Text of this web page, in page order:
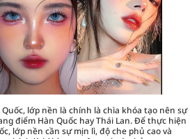
lớp nền là chính là chìa khóa tạo nên sự
điểm Hàn Quốc hay Thái Lan. Để thực hiện
lớp nền cần sự mịn lì, độ che phủ cao và